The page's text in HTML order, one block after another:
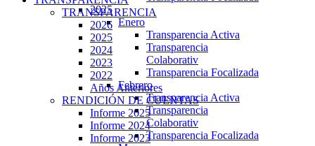
2025
Enero
Transparencia Activa
Transparencia
Colaborativ
Transparencia Focalizada
Febrero
Transparencia Activa
Transparencia
Colaborativ
Transparencia Focalizada
TRANSPARENCIA
2026
2025
2024
2023
2022
Años Anteriores
RENDICIÓN DE CUENTAS
Informe 2025
Informe 2024
Informe 2023